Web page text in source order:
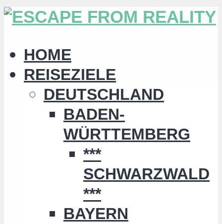
HOME
REISEZIELE
DEUTSCHLAND
BADEN-
WÜRTTEMBERG
***
SCHWARZWALD
***
BAYERN